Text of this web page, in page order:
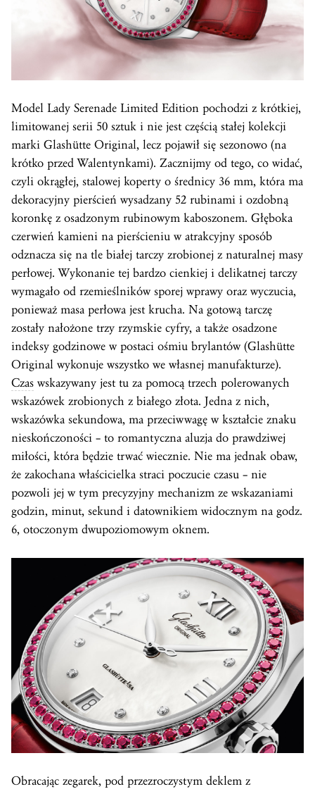
Model Lady Serenade Limited Edition pochodzi z krótkiej,
limitowanej serii 50 sztuk i nie jest częścią stałej kolekcji
marki Glashütte Original, lecz pojawił się sezonowo (na
krótko przed Walentynkami). Zacznijmy od tego, co widać,
czyli okrągłej, stalowej koperty o średnicy 36 mm, która ma
dekoracyjny pierścień wysadzany 52 rubinami i ozdobną
koronkę z osadzonym rubinowym kaboszonem. Głęboka
czerwień kamieni na pierścieniu w atrakcyjny sposób
odznacza się na tle białej tarczy zrobionej z naturalnej masy
perłowej. Wykonanie tej bardzo cienkiej i delikatnej tarczy
wymagało od rzemieślników sporej wprawy oraz wyczucia,
ponieważ masa perłowa jest krucha. Na gotową tarczę
zostały nałożone trzy rzymskie cyfry, a także osadzone
indeksy godzinowe w postaci ośmiu brylantów (Glashütte
Original wykonuje wszystko we własnej manufakturze).
Czas wskazywany jest tu za pomocą trzech polerowanych
wskazówek zrobionych z białego złota. Jedna z nich,
wskazówka sekundowa, ma przeciwwagę w kształcie znaku
nieskończoności – to romantyczna aluzja do prawdziwej
miłości, która będzie trwać wiecznie. Nie ma jednak obaw,
że zakochana właścicielka straci poczucie czasu – nie
pozwoli jej w tym precyzyjny mechanizm ze wskazaniami
godzin, minut, sekund i datownikiem widocznym na godz.
6, otoczonym dwupoziomowym oknem.
Obracając zegarek, pod przezroczystym deklem z